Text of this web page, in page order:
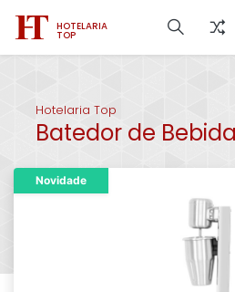
HOTELARIA
TOP
Hotelaria Top
Batedor de
Novidade